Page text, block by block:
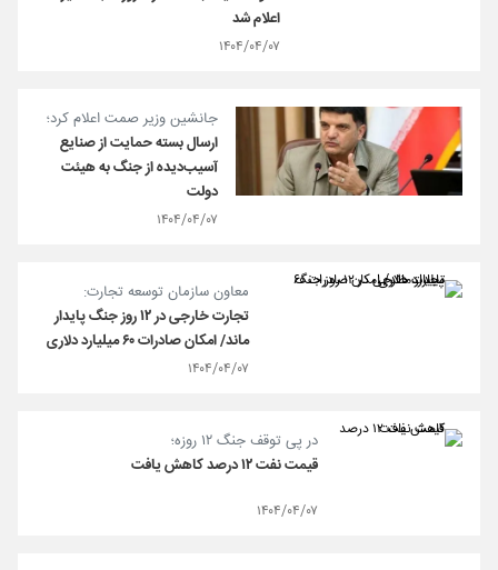
اعلام شد
۱۴۰۴/۰۴/۰۷
جانشین وزیر صمت اعلام کرد؛
ارسال بسته حمایت از صنایع
آسیب‌دیده از جنگ به هیئت
دولت
۱۴۰۴/۰۴/۰۷
معاون سازمان توسعه تجارت:
تجارت خارجی در ۱۲ روز جنگ پایدار
ماند/ امکان صادرات ۶۰ میلیارد دلاری
۱۴۰۴/۰۴/۰۷
در پی توقف جنگ ۱۲ روزه؛
قیمت نفت ۱۲ درصد کاهش یافت
۱۴۰۴/۰۴/۰۷